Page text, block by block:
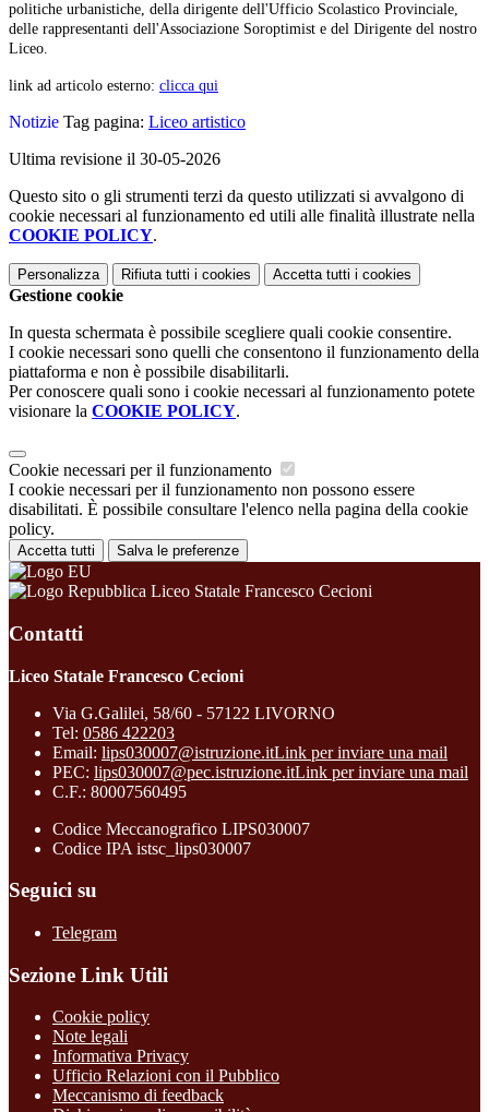
politiche urbanistiche, della dirigente dell'Ufficio Scolastico Provinciale,
delle rappresentanti dell'Associazione Soroptimist e del Dirigente del nostro
Liceo.
link ad articolo esterno: clicca qui
Notizie Tag pagina: Liceo artistico
Ultima revisione il 30-05-2026
Questo sito o gli strumenti terzi da questo utilizzati si avvalgono di
cookie necessari al funzionamento ed utili alle finalità illustrate nella
COOKIE POLICY.
Personalizza Rifiuta tutti i cookies Accetta tutti i cookies
Gestione cookie
In questa schermata è possibile scegliere quali cookie consentire.
I cookie necessari sono quelli che consentono il funzionamento della
piattaforma e non è possibile disabilitarli.
Per conoscere quali sono i cookie necessari al funzionamento potete
visionare la COOKIE POLICY.
Cookie necessari per il funzionamento
I cookie necessari per il funzionamento non possono essere
disabilitati. È possibile consultare l'elenco nella pagina della cookie
policy.
Accetta tutti Salva le preferenze
Liceo Statale Francesco Cecioni
Contatti
Liceo Statale Francesco Cecioni
Via G.Galilei, 58/60 - 57122 LIVORNO
Tel: 0586 422203
Email: lips030007@istruzione.itLink per inviare una mail
PEC: lips030007@pec.istruzione.itLink per inviare una mail
C.F.: 80007560495
Codice Meccanografico LIPS030007
Codice IPA istsc_lips030007
Seguici su
Telegram
Sezione Link Utili
Cookie policy
Note legali
Informativa Privacy
Ufficio Relazioni con il Pubblico
Meccanismo di feedback